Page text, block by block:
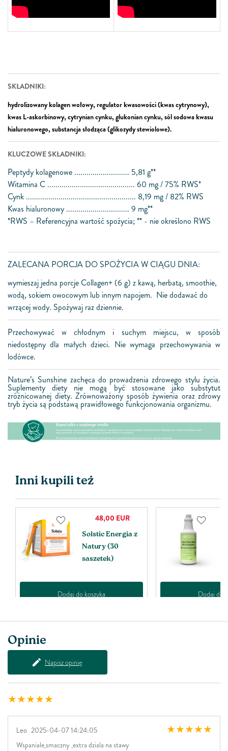
SKŁADNIKI:
hydrolizowany kolagen wołowy, regulator kwasowości (kwas cytrynowy),
kwas L-askorbinowy, cytrynian cynku, glukonian cynku, sól sodowa kwasu
hialuronowego, substancja słodząca (glikozydy stewiolowe).
KLUCZOWE SKŁADNIKI:
Peptydy kolagenowe ........................... 5,81 g**
Witamina C ........................................... 60 mg / 75% RWS*
Cynk ...................................................... 8,19 mg / 82% RWS
Kwas hialuronowy ............................... 9 mg**
*RWS – Referencyjna wartość spożycia; ** - nie określono RWS
ZALECANA PORCJA DO SPOŻYCIA W CIĄGU DNIA:
wymieszaj jedna porcje Collagen+ (6 g) z kawą, herbatą, smoothie,
wodą, sokiem owocowym lub innym napojem. Nie dodawać do
wrzącej wody. Spożywaj raz dziennie.
Przechowywać w chłodnym i suchym miejscu, w sposób
niedostępny dla małych dzieci. Nie wymaga przechowywania w
lodówce.
Nature’s Sunshine zachęca do prowadzenia zdrowego stylu życia.
Suplementy diety nie mogą być stosowane jako substytut
zróżnicowanej diety. Zrównoważony sposób żywienia oraz zdrowy
tryb życia są podstawą prawidłowego funkcjonowania organizmu.
Inni kupili też
48,00EUR
Solstic Energia z
Natury (30
saszetek)
36,00EUR
Sok aloesowy
(946 ml.)
Opinie
Napisz opinię
Leo 2025-04-07 14:24:05
Wspaniale,smaczny ,extra dziala na stawy